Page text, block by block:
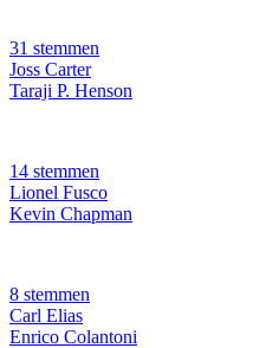
31 stemmen
Joss Carter
Taraji P. Henson
14 stemmen
Lionel Fusco
Kevin Chapman
8 stemmen
Carl Elias
Enrico Colantoni